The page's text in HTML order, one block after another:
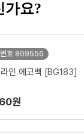
가요?
번호 809556
인 에코백 [BG183]
원